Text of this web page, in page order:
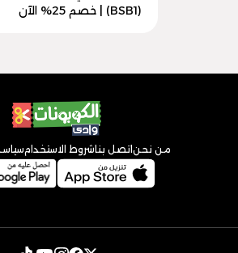
(BSB1) | خصم 25% الآن
من نحن اتصل بنا شروط الاستخدام